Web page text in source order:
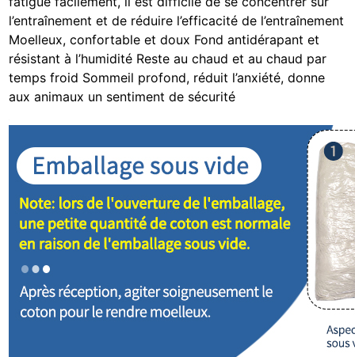
l’entraînement et de réduire l’efficacité de l’entraînement
Moelleux, confortable et doux Fond antidérapant et
résistant à l’humidité Reste au chaud et au chaud par
temps froid Sommeil profond, réduit l’anxiété, donne
aux animaux un sentiment de sécurité